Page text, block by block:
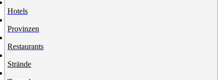
Hotels
Provinzen
Restaurants
Strände